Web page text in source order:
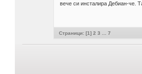
вече си инсталира Дебиан-че.
Страници: [1] 2 3 7